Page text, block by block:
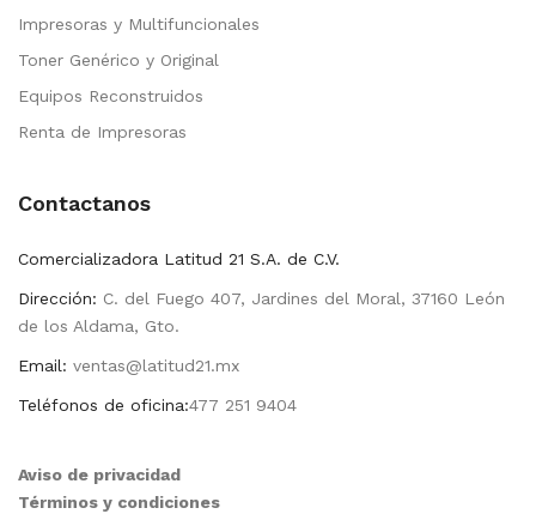
Impresoras y Multifuncionales
Toner Genérico y Original
Equipos Reconstruidos
Renta de Impresoras
Contactanos
Comercializadora Latitud 21 S.A. de C.V.
Dirección: C. del Fuego 407, Jardines del Moral, 37160 León
de los Aldama, Gto.
Email: ventas@latitud21.mx
Teléfonos de oficina:477 251 9404
Aviso de privacidad
Términos y condiciones